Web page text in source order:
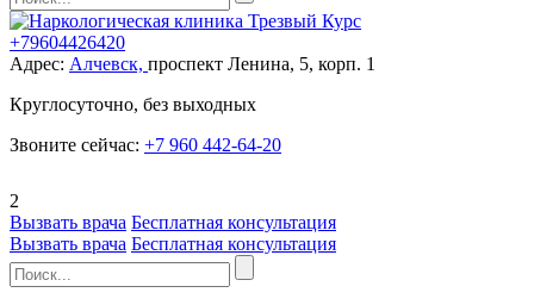
+79604426420
Адрес: Алчевск, проспект Ленина, 5, корп. 1
Круглосуточно, без выходных
Звоните сейчас: +7 960 442-64-20
2
Вызвать врача Бесплатная консультация
Вызвать врача Бесплатная консультация